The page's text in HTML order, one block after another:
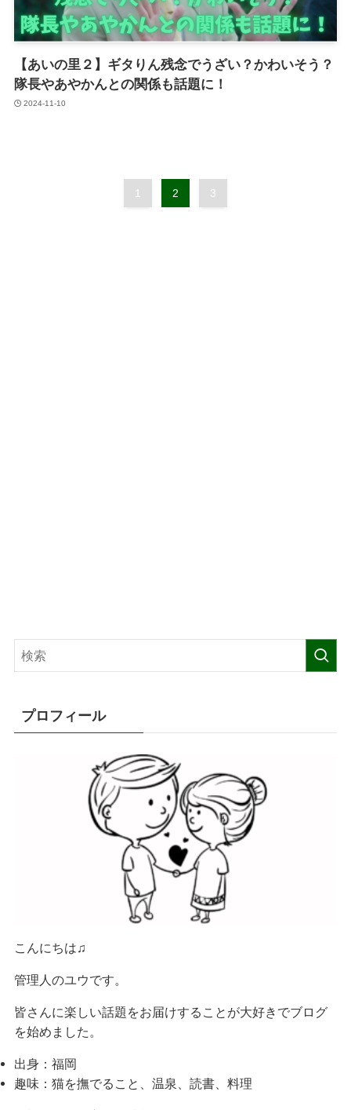
【あいの里２】ギタりん残念でうざい？かわいそう？
隊長やあやかんとの関係も話題に！
2024-11-10
1 2 3
プロフィール
こんにちは♫
管理人のユウです。
皆さんに楽しい話題をお届けすることが大好きでブログ
を始めました。
出身：福岡
趣味：猫を撫でること、温泉、読書、料理